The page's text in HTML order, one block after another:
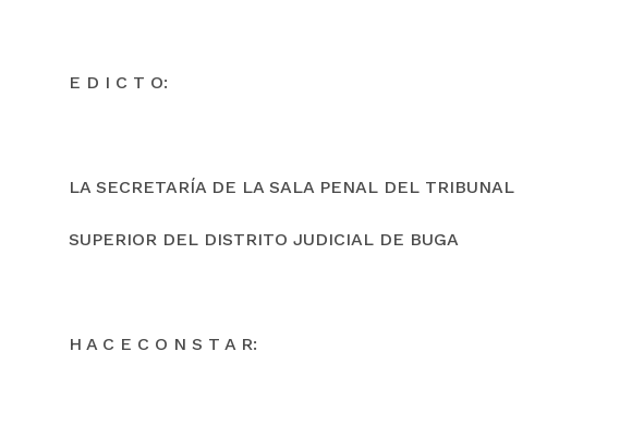
E D I C T O:
LA SECRETARÍA DE LA SALA PENAL DEL TRIBUNAL
SUPERIOR DEL DISTRITO JUDICIAL DE BUGA
H A C E C O N S T A R: